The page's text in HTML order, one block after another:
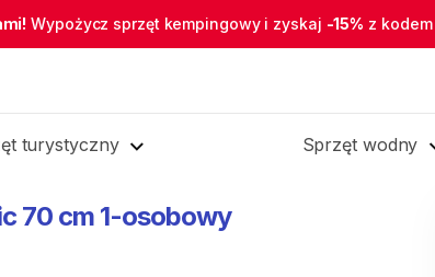
Wypożycz sprzęt kempingowy i zyskaj -15% z kodem
turystyczny Sprzęt wodny
70 cm 1-osobowy